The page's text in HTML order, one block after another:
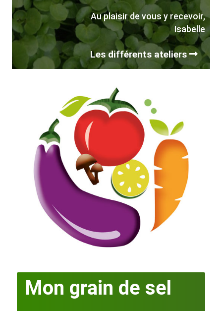
Au plaisir de vous y recevoir,
Isabelle
Les différents ateliers
Mon grain de sel